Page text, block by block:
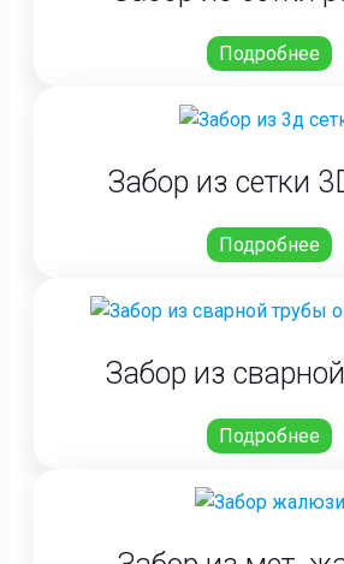
Подробнее
Забор из сетки
Подробнее
Забор из
Подробнее